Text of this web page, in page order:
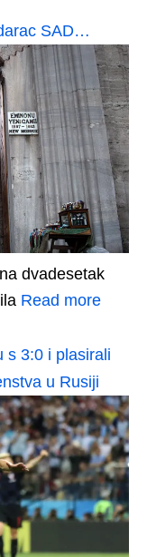
SAD…
dvadesetak
Read more
s 3:0 i plasirali
u Rusiji